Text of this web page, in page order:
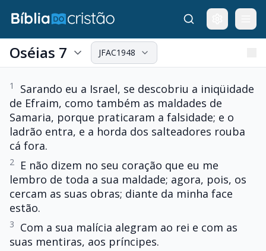
Oséias 7 JFAC1948
1
Sarando eu a Israel, se descobriu a iniqüidade
de Efraim, como também as maldades de
Samaria, porque praticaram a falsidade; e o
ladrão entra, e a horda dos salteadores rouba
cá fora.
2
E não dizem no seu coração que eu me
lembro de toda a sua maldade; agora, pois, os
cercam as suas obras; diante da minha face
estão.
3
Com a sua malícia alegram ao rei e com as
suas mentiras, aos príncipes.